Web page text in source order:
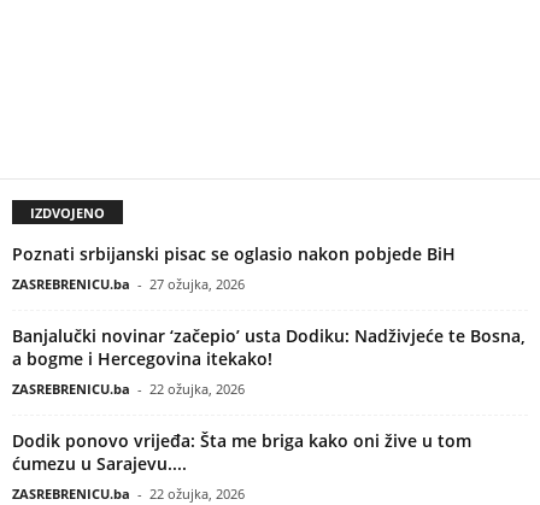
IZDVOJENO
Poznati srbijanski pisac se oglasio nakon pobjede BiH
ZASREBRENICU.ba - 27 ožujka, 2026
Banjalučki novinar ‘začepio’ usta Dodiku: Nadživjeće te Bosna,
a bogme i Hercegovina itekako!
ZASREBRENICU.ba - 22 ožujka, 2026
Dodik ponovo vrijeđa: Šta me briga kako oni žive u tom
ćumezu u Sarajevu....
ZASREBRENICU.ba - 22 ožujka, 2026